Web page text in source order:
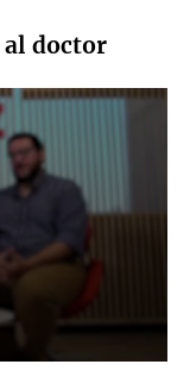
doctor